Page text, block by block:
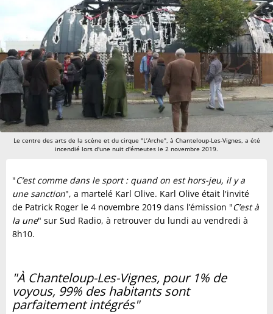
Le centre des arts de la scène et du cirque "L’Arche", à Chanteloup-Les-Vignes, a été
incendié lors d'une nuit d'émeutes le 2 novembre 2019.
"C’est comme dans le sport : quand on est hors-jeu, il y a
une sanction", a martelé Karl Olive. Karl Olive était l'invité
de Patrick Roger le 4 novembre 2019 dans l’émission "C’est à
la une" sur Sud Radio, à retrouver du lundi au vendredi à
8h10.
"À Chanteloup-Les-Vignes, pour 1% de
voyous, 99% des habitants sont
parfaitement intégrés"